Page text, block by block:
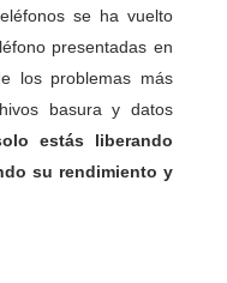
se ha vuelto
presentadas en
los problemas más
basura y datos
estás liberando
su rendimiento y